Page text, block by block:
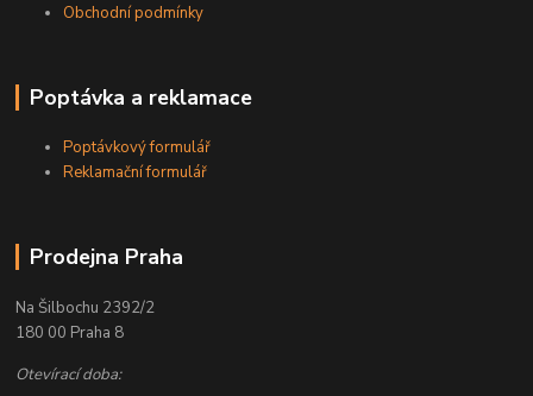
Obchodní podmínky
Poptávka a reklamace
Poptávkový formulář
Reklamační formulář
Prodejna Praha
Na Šilbochu 2392/2
180 00 Praha 8
Otevírací doba: